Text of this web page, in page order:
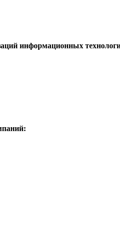
информационных